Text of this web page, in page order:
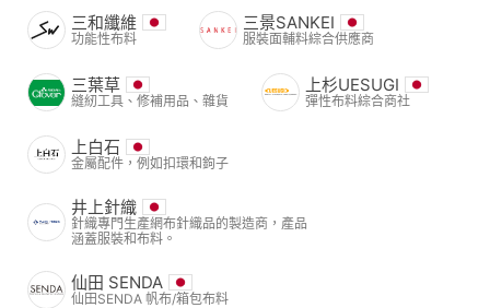
三和纖維
功能性布料
三景SANKEI
服裝面輔料綜合供應商
三葉草
縫紉工具、修補用品、雜貨
上杉UESUGI
彈性布料綜合商社
上白石
金屬配件，例如扣環和鉤子
井上針織
針織專門生產網布針織品的製造商，產品
涵蓋服裝和布料。
仙田 SENDA
仙田SENDA 帆布/箱包布料